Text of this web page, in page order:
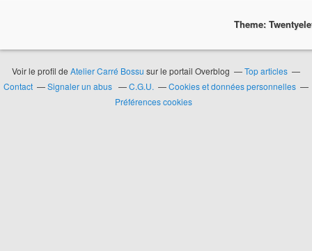
Theme:
Voir le profil de Atelier Carré Bossu sur le portail Overblog
Top articles
Contact
Signaler un abus C.G.U.
Cookies et données personnelles
Préférences cookies